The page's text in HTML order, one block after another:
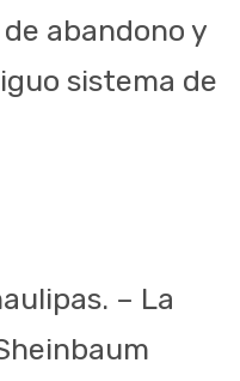
abandono y
sistema de
– La